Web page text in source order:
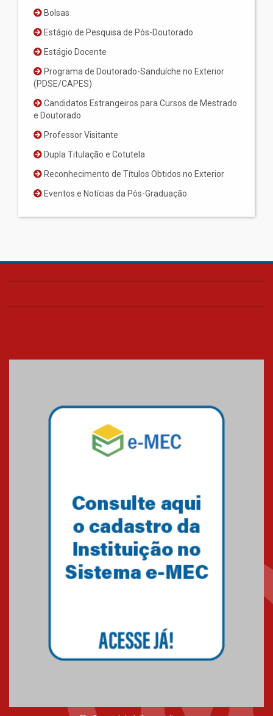
Bolsas
Estágio de Pesquisa de Pós-Doutorado
Estágio Docente
Programa de Doutorado-Sanduíche no Exterior
(PDSE/CAPES)
Candidatos Estrangeiros para Cursos de Mestrado
e Doutorado
Professor Visitante
Dupla Titulação e Cotutela
Reconhecimento de Títulos Obtidos no Exterior
Eventos e Notícias da Pós-Graduação